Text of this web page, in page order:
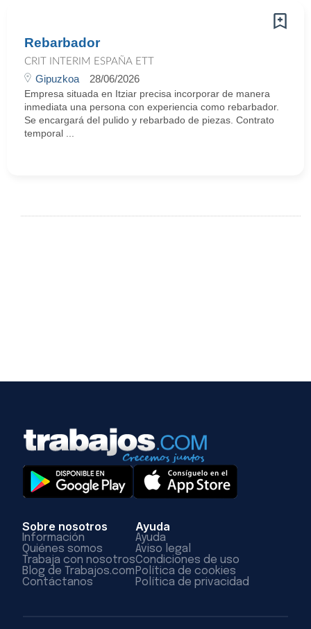
Rebarbador
CRIT INTERIM ESPAÑA ETT
Gipuzkoa 28/06/2026
Empresa situada en Itziar precisa incorporar de manera
inmediata una persona con experiencia como rebarbador.
Se encargará del pulido y rebarbado de piezas. Contrato
temporal ...
Sobre nosotros
Información
Quiénes somos
Trabaja con nosotros
Blog de Trabajos.com
Contáctanos
Ayuda
Ayuda
Aviso legal
Condiciones de uso
Política de cookies
Política de privacidad